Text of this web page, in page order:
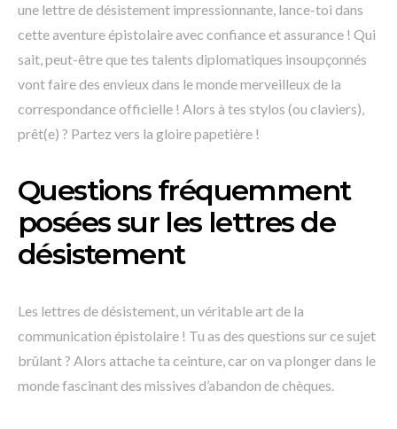
une lettre de désistement impressionnante, lance-toi dans
cette aventure épistolaire avec confiance et assurance ! Qui
sait, peut-être que tes talents diplomatiques insoupçonnés
vont faire des envieux dans le monde merveilleux de la
correspondance officielle ! Alors à tes stylos (ou claviers),
prêt(e) ? Partez vers la gloire papetière !
Questions fréquemment
posées sur les lettres de
désistement
Les lettres de désistement, un véritable art de la
communication épistolaire ! Tu as des questions sur ce sujet
brûlant ? Alors attache ta ceinture, car on va plonger dans le
monde fascinant des missives d’abandon de chèques.